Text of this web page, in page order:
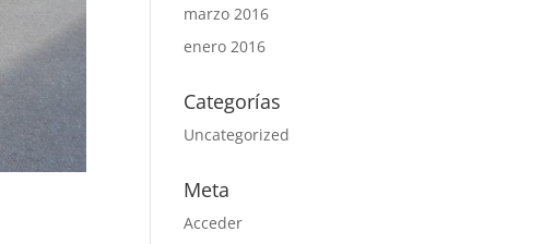
marzo 2016
enero 2016
Categorías
Uncategorized
Meta
Acceder